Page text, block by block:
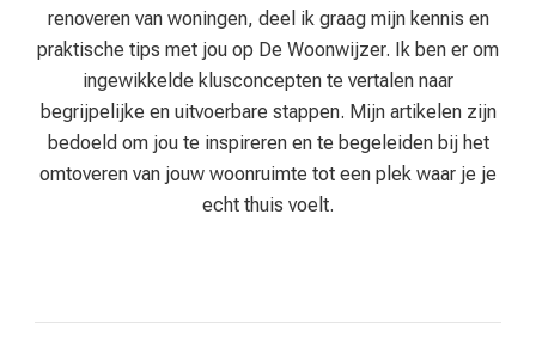
renoveren van woningen, deel ik graag mijn kennis en
praktische tips met jou op De Woonwijzer. Ik ben er om
ingewikkelde klusconcepten te vertalen naar
begrijpelijke en uitvoerbare stappen. Mijn artikelen zijn
bedoeld om jou te inspireren en te begeleiden bij het
omtoveren van jouw woonruimte tot een plek waar je je
echt thuis voelt.